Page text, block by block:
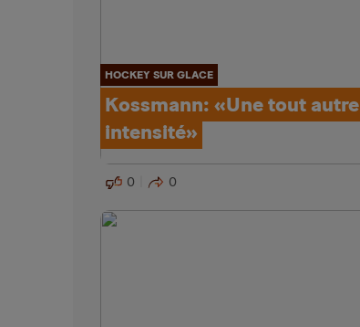
HOCKEY SUR GLACE
Kossmann: «Une tout autre
intensité»
0 0